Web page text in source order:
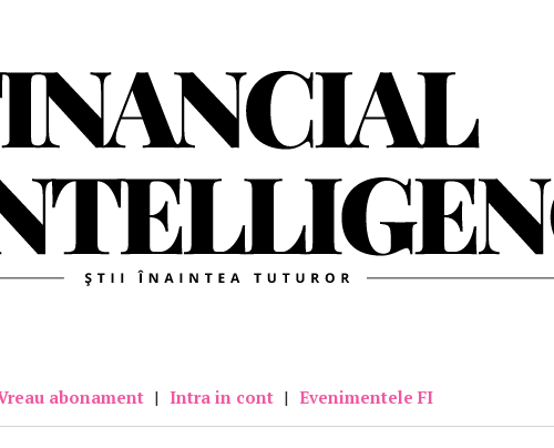
abonament | Intra in cont | Evenimentele FI